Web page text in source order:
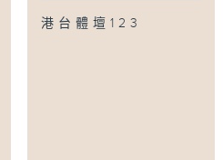
港台體壇123